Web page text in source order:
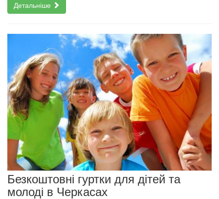
Детальніше
Безкоштовні гуртки для дітей та
молоді в Черкасах